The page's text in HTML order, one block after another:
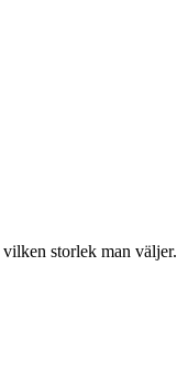
storlek man väljer.